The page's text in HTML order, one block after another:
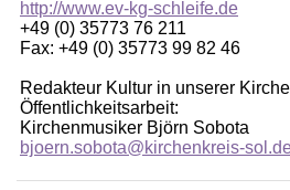
http://www.ev-kg-schleife.de
+49 (0) 35773 76 211
Fax: +49 (0) 35773 99 82 46
Redakteur Kultur in unserer
Öffentlichkeitsarbeit:
Kirchenmusiker Björn Sobota
bjoern.sobota@kirchenkreis-